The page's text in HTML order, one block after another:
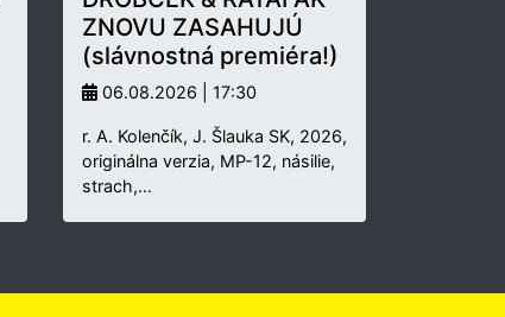
ZNOVU ZASAHUJÚ
(slávnostná premiéra!)
06.08.2026 | 17:30
r. A. Kolenčík, J. Šlauka SK, 2026,
originálna verzia, MP-12, násilie,
strach,…